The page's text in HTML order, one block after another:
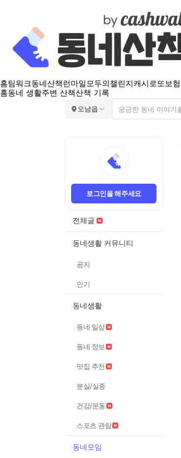
홈팀워크동네산책 런마일모두의챌린지캐시로또보험
홈동네 생활주변 산책산책 기록
오남읍
로그인을 해주세요
전체글
동네생활 커뮤니티
공지
인기
동네생활
동네 일상
동네 정보
맛집 추천
분실/실종
건강/운동
스포츠 관람
동네모임